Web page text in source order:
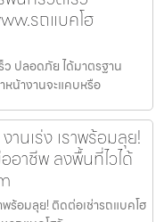
รถแบคโฮ
ปลอดภัย ได้มาตรฐาน
หน้างานจะแคบหรือ
นเร่ง เราพร้อมลุย!
าชีพ ลงพื้นที่ไวได้
ร้อมลุย! ติดต่อเช่ารถแบคโฮ